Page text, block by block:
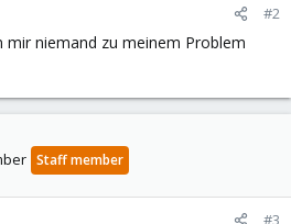
#2
mir niemand zu meinem Problem
Staff member
#3